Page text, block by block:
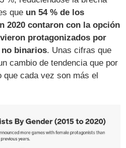
que un 54 % de los
2020 contaron con la opción
protagonizados por
no binarios. Unas cifras que
cambio de tendencia que por
cada vez son más el